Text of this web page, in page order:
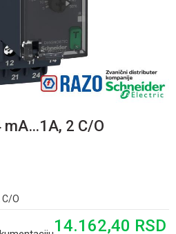
2 C/O
O
14.162,40 RSD